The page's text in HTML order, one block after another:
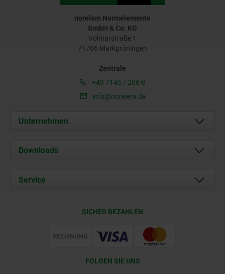
norelem Normelemente
GmbH & Co. KG
Volmarstraße 1
71706 Markgröningen
Zentrale
+49 7145 / 206-0
info@norelem.de
Unternehmen
Über uns
Karriere
Downloads
Service
Web Support
SICHER BEZAHLEN
FOLGEN SIE UNS